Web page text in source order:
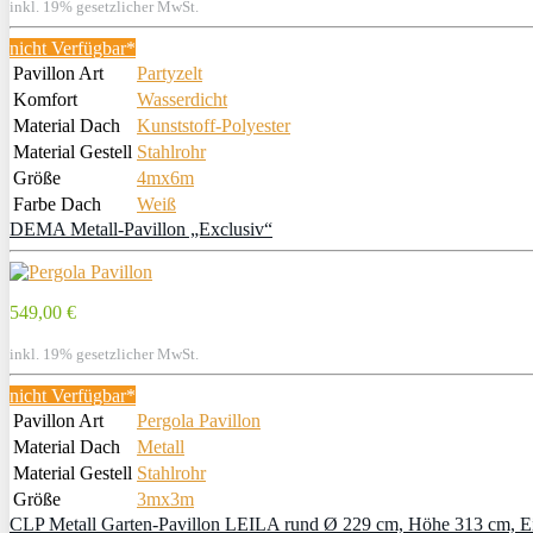
inkl. 19% gesetzlicher MwSt.
nicht Verfügbar*
Pavillon Art
Partyzelt
Komfort
Wasserdicht
Material Dach
Kunststoff-Polyester
Material Gestell Stahlrohr
Größe
4mx6m
Farbe Dach
Weiß
DEMA Metall-Pavillon „Exclusiv“
549,00 €
inkl. 19% gesetzlicher MwSt.
nicht Verfügbar*
Pavillon Art
Pergola Pavillon
Material Dach
Metall
Material Gestell Stahlrohr
Größe
3mx3m
CLP Metall Garten-Pavillon LEILA rund Ø 229 cm, Höhe 313 cm,